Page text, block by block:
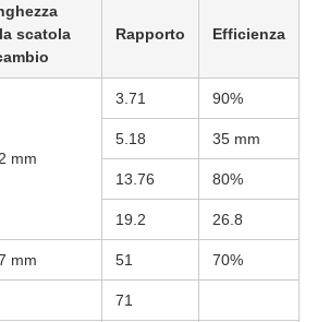
scatola
Rapporto Efficienza
mm
3.71 90%
5.18 35 mm
13.76 80%
19.2 26.8
mm 51 70%
71